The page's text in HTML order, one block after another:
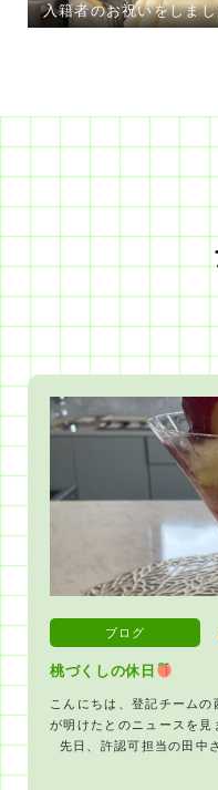
入籍者のお祝いをしま
桃づくしの休日
ブログ
こんにちは、登記チームの
が明けたとのニュースを
先日、許認可担当の田中